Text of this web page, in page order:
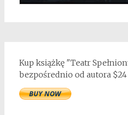
Kup książkę "Teatr
bezpośrednio od autora